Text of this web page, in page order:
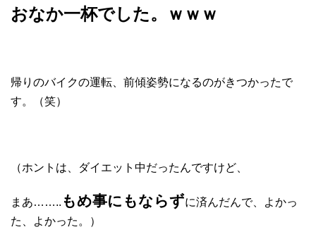
おなか一杯でした。ｗｗｗ
帰りのバイクの運転、前傾姿勢になるのがきつかったで
す。（笑）
（ホントは、ダイエット中だったんですけど、
まあ…….. もめ事にもならずに済んだんで、よかっ
た、よかった。）